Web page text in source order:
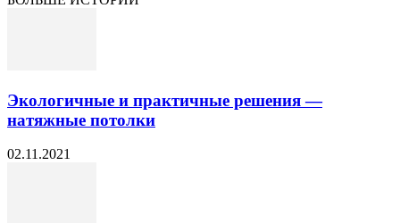
Экологичные и практичные решения —
натяжные потолки
02.11.2021